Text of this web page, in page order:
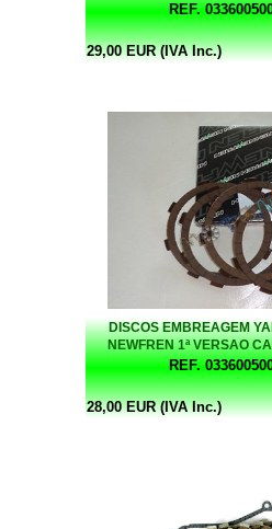
REF.
29,00 EUR (IVA Inc.)
DISCOS EMBREAGEM
NEWFREN 1ª VERSAO
REF.
28,00 EUR (IVA Inc.)